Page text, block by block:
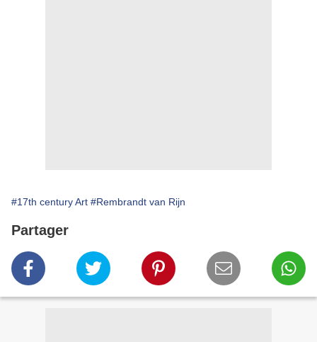
#17th century Art #Rembrandt van Rijn
Partager